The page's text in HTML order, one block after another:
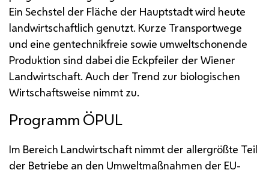
Ein Sechstel der Fläche der Hauptstadt wird heute
landwirtschaftlich genutzt. Kurze Transportwege
und eine gentechnikfreie sowie umweltschonende
Produktion sind dabei die Eckpfeiler der Wiener
Landwirtschaft. Auch der Trend zur biologischen
Wirtschaftsweise nimmt zu.
Programm ÖPUL
Im Bereich Landwirtschaft nimmt der allergrößte Teil
der Betriebe an den Umweltmaßnahmen der EU-